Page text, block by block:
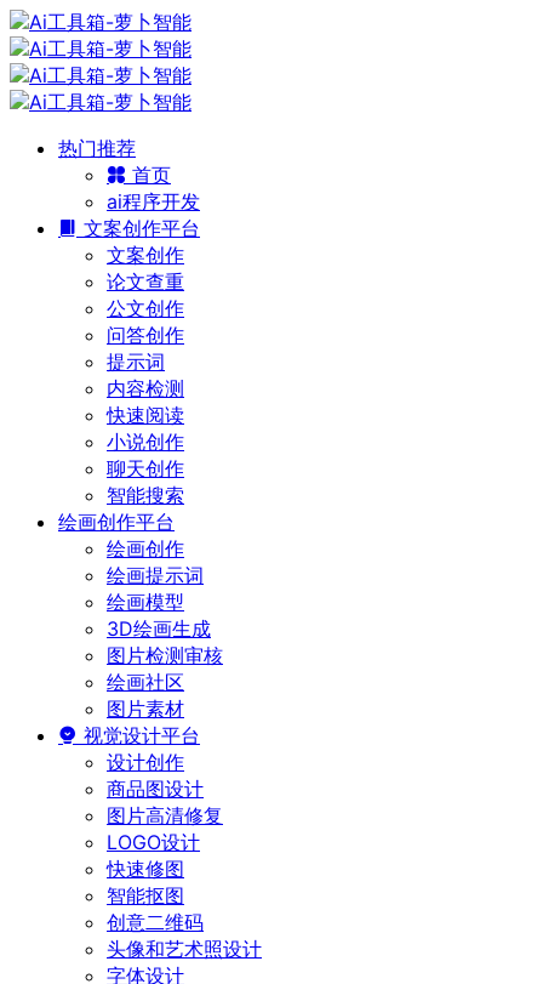
热门推荐
首页
ai程序开发
文案创作平台
文案创作
论文查重
公文创作
问答创作
提示词
内容检测
快速阅读
小说创作
聊天创作
智能搜索
绘画创作平台
绘画创作
绘画提示词
绘画模型
3D绘画生成
图片检测审核
绘画社区
图片素材
视觉设计平台
设计创作
商品图设计
图片高清修复
LOGO设计
快速修图
智能抠图
创意二维码
头像和艺术照设计
字体设计